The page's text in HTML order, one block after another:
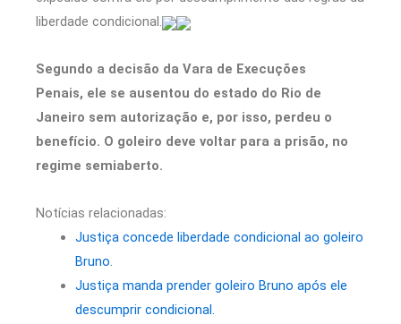
liberdade condicional.
Segundo a decisão da Vara de Execuções
Penais, ele se ausentou do estado do Rio de
Janeiro sem autorização e, por isso, perdeu o
benefício. O goleiro deve voltar para a prisão, no
regime semiaberto.
Notícias relacionadas:
Justiça concede liberdade condicional ao goleiro
Bruno.
Justiça manda prender goleiro Bruno após ele
descumprir condicional.